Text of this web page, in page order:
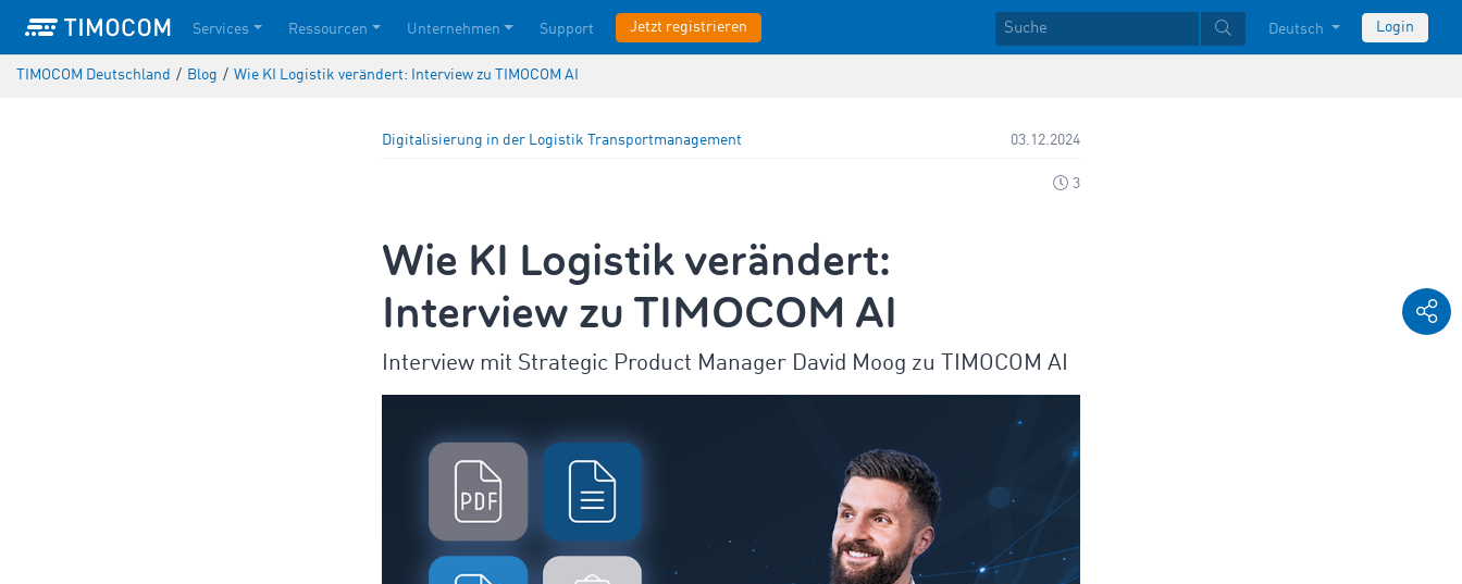
Services Ressourcen Unternehmen Support Jetzt registrieren Deutsch Login
TIMOCOM Deutschland / Blog / Wie KI Logistik verändert: Interview zu TIMOCOM AI
Digitalisierung in der Logistik Transportmanagement 03.12.2024
3
Wie KI Logistik verändert:
Interview zu TIMOCOM AI
Interview mit Strategic Product Manager David Moog zu TIMOCOM AI